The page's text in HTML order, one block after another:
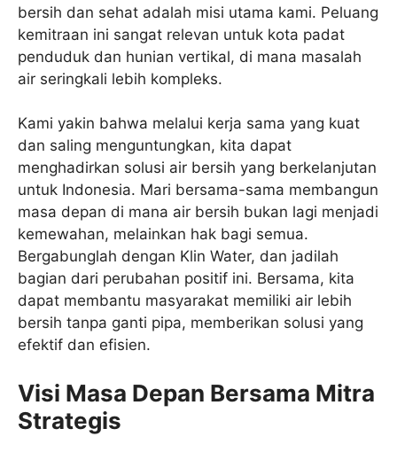
bersih dan sehat adalah misi utama kami. Peluang
kemitraan ini sangat relevan untuk kota padat
penduduk dan hunian vertikal, di mana masalah
air seringkali lebih kompleks.
Kami yakin bahwa melalui kerja sama yang kuat
dan saling menguntungkan, kita dapat
menghadirkan solusi air bersih yang berkelanjutan
untuk Indonesia. Mari bersama-sama membangun
masa depan di mana air bersih bukan lagi menjadi
kemewahan, melainkan hak bagi semua.
Bergabunglah dengan Klin Water, dan jadilah
bagian dari perubahan positif ini. Bersama, kita
dapat membantu masyarakat memiliki air lebih
bersih tanpa ganti pipa, memberikan solusi yang
efektif dan efisien.
Visi Masa Depan Bersama Mitra
Strategis